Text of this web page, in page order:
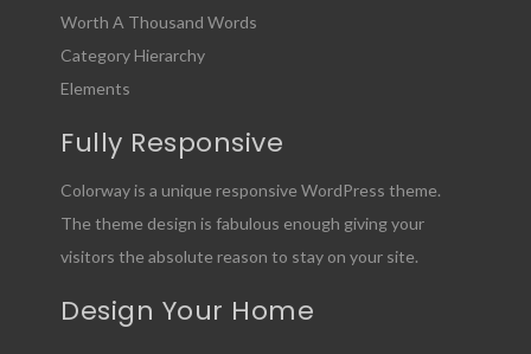
Worth A Thousand Words
Category Hierarchy
Elements
Fully Responsive
Colorway is a unique responsive WordPress theme.
The theme design is fabulous enough giving your
visitors the absolute reason to stay on your site.
Design Your Home